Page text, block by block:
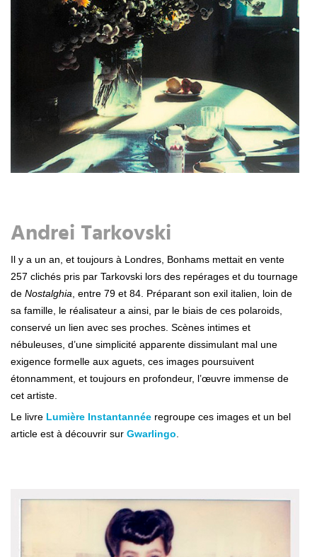
Andrei Tarkovski
Il y a un an, et toujours à Londres, Bonhams mettait en vente
257 clichés pris par Tarkovski lors des repérages et du tournage
de Nostalghia , entre 79 et 84. Préparant son exil italien, loin de
sa famille, le réalisateur a ainsi, par le biais de ces polaroids,
conservé un lien avec ses proches. Scènes intimes et
nébuleuses, d’une simplicité apparente dissimulant mal une
exigence formelle aux aguets, ces images poursuivent
étonnamment, et toujours en profondeur, l’œuvre immense de
cet artiste.
Le livre Lumière Instantannée regroupe ces images et un bel
article est à découvrir sur Gwarlingo